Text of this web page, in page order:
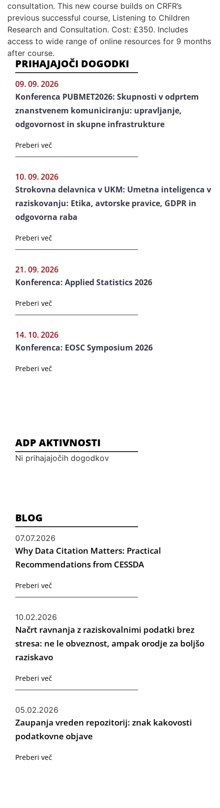
consultation. This new course builds on CRFR’s
previous successful course, Listening to Children
Research and Consultation. Cost: £350. Includes
access to wide range of online resources for 9 months
after course.
PRIHAJAJOČI DOGODKI
09. 09. 2026
Konferenca PUBMET2026: Skupnosti v odprtem
znanstvenem komuniciranju: upravljanje,
odgovornost in skupne infrastrukture
Preberi več
10. 09. 2026
Strokovna delavnica v UKM: Umetna inteligenca v
raziskovanju: Etika, avtorske pravice, GDPR in
odgovorna raba
Preberi več
21. 09. 2026
Konferenca: Applied Statistics 2026
Preberi več
14. 10. 2026
Konferenca: EOSC Symposium 2026
Preberi več
ADP AKTIVNOSTI
Ni prihajajočih dogodkov
BLOG
07.07.2026
Why Data Citation Matters: Practical
Recommendations from CESSDA
Preberi več
10.02.2026
Načrt ravnanja z raziskovalnimi podatki brez
stresa: ne le obveznost, ampak orodje za boljšo
raziskavo
Preberi več
05.02.2026
Zaupanja vreden repozitorij: znak kakovosti
podatkovne objave
Preberi več